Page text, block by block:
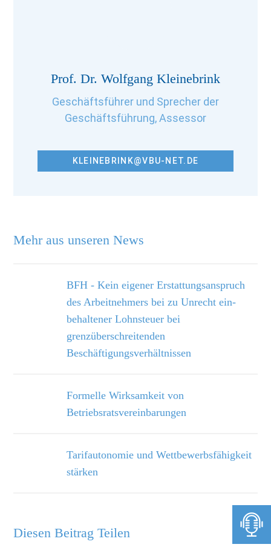
Mehr aus unseren News
BFH - Kein eigener Erstattungsanspruch
des Arbeitnehmers bei zu Unrecht ein­
behaltener Lohnsteuer bei
grenzüberschreitenden
Beschäftigungsverhältnissen
Formelle Wirksamkeit von
Betriebsratsvereinbarungen
Tarifautonomie und Wettbewerbsfähigkeit
stärken
Prof. Dr. Wolfgang Kleinebrink
Geschäftsführer und Sprecher der
Geschäftsführung, Assessor
KLEINEBRINK@VBU-NET.DE
Diesen Beitrag Teilen